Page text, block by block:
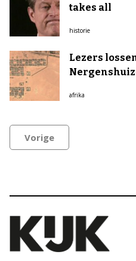
takes all
historie
Lezers
afrika
Vorige